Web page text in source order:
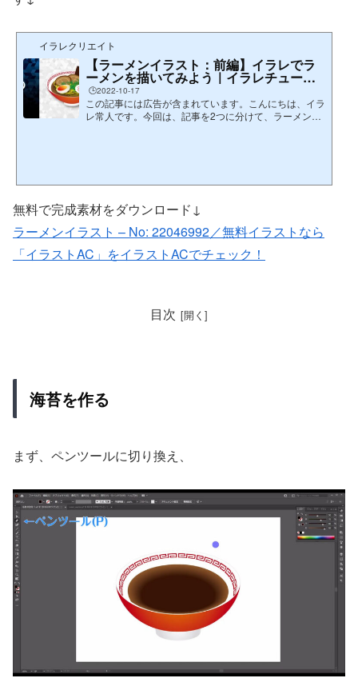
イラレクリエイト
【ラーメンイラスト：前編】イラレでラ
ーメンを描いてみよう｜イラレチュート
リアル
🕒️2022-10-17
この記事には広告が含まれています。こんにちは、イラ
レ常人です。今回は、記事を2つに分けて、ラーメンの
無料で完成素材をダウンロード↓
ラーメンイラスト – No: 22046992／無料イラストなら
「イラストAC」をイラストACでチェック！
目次
海苔を作る
まず、ペンツールに切り換え、